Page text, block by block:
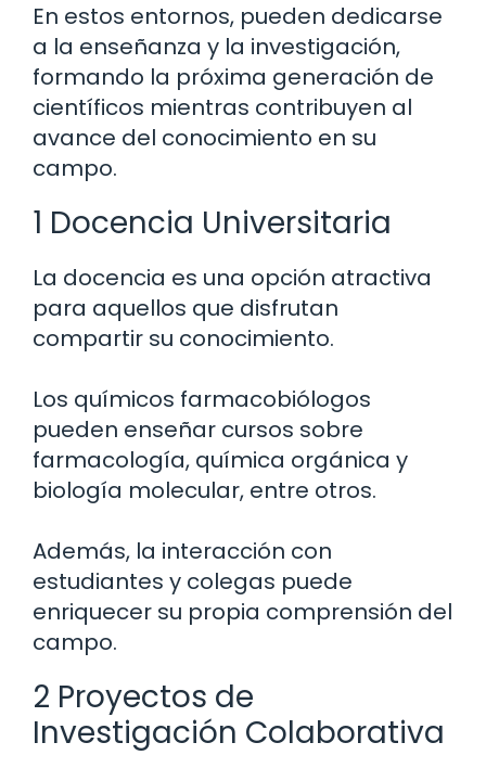
En estos entornos, pueden dedicarse
a la enseñanza y la investigación,
formando la próxima generación de
científicos mientras contribuyen al
avance del conocimiento en su
campo.
1 Docencia Universitaria
La docencia es una opción atractiva
para aquellos que disfrutan
compartir su conocimiento.
Los químicos farmacobiólogos
pueden enseñar cursos sobre
farmacología, química orgánica y
biología molecular, entre otros.
Además, la interacción con
estudiantes y colegas puede
enriquecer su propia comprensión del
campo.
2 Proyectos de
Investigación Colaborativa